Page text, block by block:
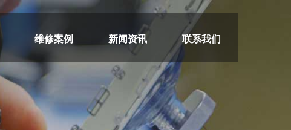
维修案例 新闻资讯 联系我们